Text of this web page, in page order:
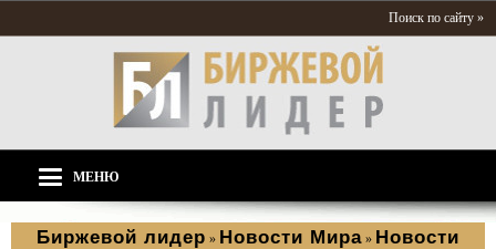
Поиск по сайту »
МЕНЮ
Биржевой лидер » Новости Мира » Новости